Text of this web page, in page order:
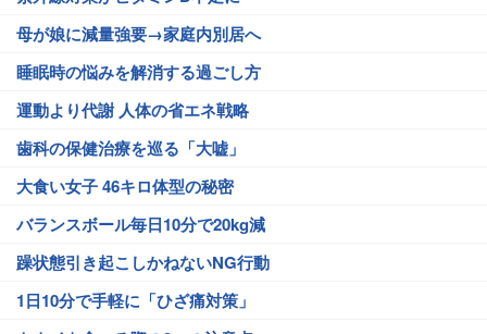
母が娘に減量強要→家庭内別居へ
睡眠時の悩みを解消する過ごし方
運動より代謝 人体の省エネ戦略
歯科の保健治療を巡る「大嘘」
大食い女子 46キロ体型の秘密
バランスボール毎日10分で20kg減
躁状態引き起こしかねないNG行動
1日10分で手軽に「ひざ痛対策」